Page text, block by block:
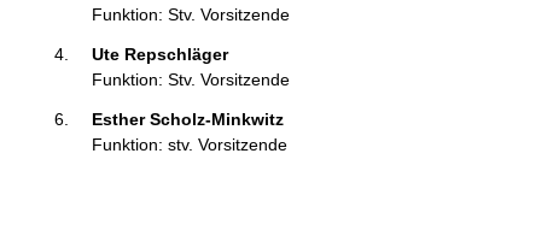
e
Funktion: Stv. Vorsitzende
Ute Repschläger
Funktion: Stv. Vorsitzende
Esther Scholz-Minkwitz
Funktion: stv. Vorsitzende